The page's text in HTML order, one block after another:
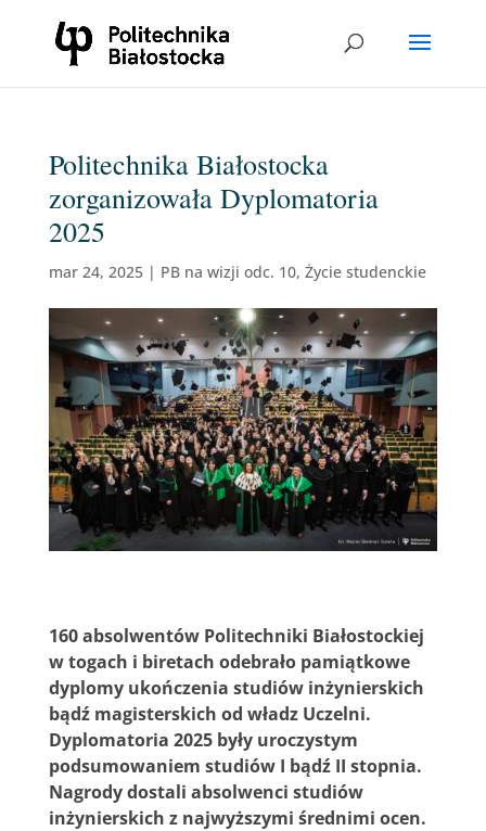
Politechnika Białostocka
zorganizowała Dyplomatoria
2025
mar 24, 2025| PB na wizji odc. 10, Życie studenckie
160 absolwentów Politechniki Białostockiej
w togach i biretach odebrało pamiątkowe
dyplomy ukończenia studiów inżynierskich
bądź magisterskich od władz Uczelni.
Dyplomatoria 2025 były uroczystym
podsumowaniem studiów I bądź II stopnia.
Nagrody dostali absolwenci studiów
inżynierskich z najwyższymi średnimi ocen.